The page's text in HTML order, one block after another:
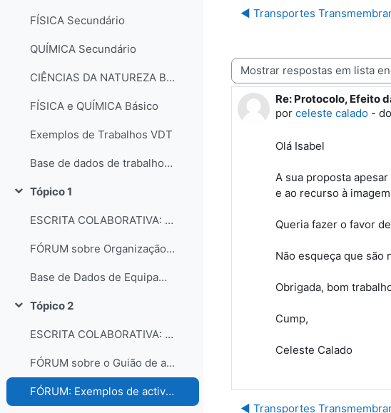
FÍSICA Secundário
QUÍMICA Secundário
CIÊNCIAS DA NATUREZA Básico
FÍSICA e QUÍMICA Básico
Exemplos de Trabalhos VDT
Base de dados de trabalhos dos participantes do curso
Contrair
Tópico 1
ESCRITA COLABORATIVA: Organização dos laboratórios
FÓRUM sobre Organização e gestão dos laboratórios escolares
Base de Dados de Equipamentos e Consumíveis dos Laboratórios
Contrair
Tópico 2
ESCRITA COLABORATIVA: Guião de Actividade Prática
FÓRUM sobre o Guião de actividades práticas
FÓRUM: Exemplos de actividades práticas e comentários...
◀︎ Transportes
Modo de visualização
Re: Protocolo, Efeito
por celeste calado -
Número de respostas:
Olá Isabel
A sua proposta
e ao recurso à
Queria fazer o favor
Não esqueça que são
Obrigada, bom
Cump,
Celeste Calado
◀︎ Transportes